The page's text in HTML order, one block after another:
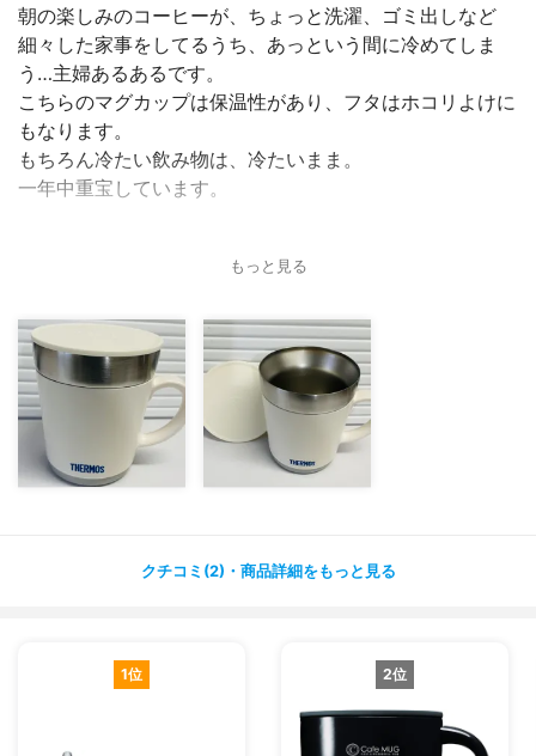
朝の楽しみのコーヒーが、ちょっと洗濯、ゴミ出しなど
細々した家事をしてるうち、あっという間に冷めてしま
う…主婦あるあるです。
こちらのマグカップは保温性があり、フタはホコリよけに
もなります。
もちろん冷たい飲み物は、冷たいまま。
一年中重宝しています。
時にかなり垂れてきます。もっと見る
クチコミ(2)・商品詳細をもっと見る
1位 2位